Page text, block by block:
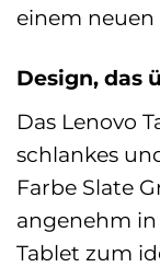
einem neuen
Design, das
Das Lenovo
schlankes
Farbe Slate
angenehm
Tablet zum